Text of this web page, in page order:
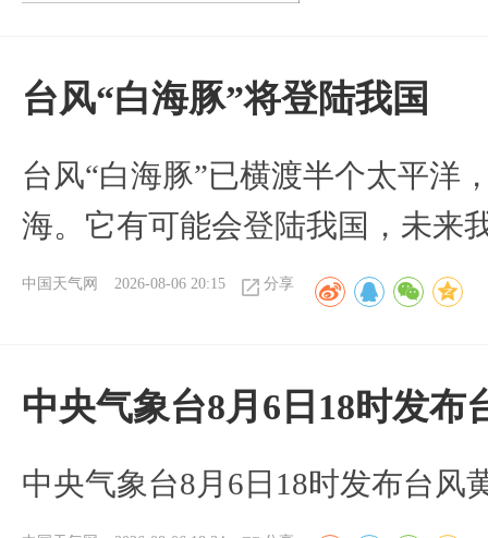
台风“白海豚”将登陆我国
台风“白海豚”已横渡半个太平洋
海。它有可能会登陆我国，未来
中国天气网 2026-08-06 20:15 分享
中央气象台8月6日18时发布
中央气象台8月6日18时发布台风